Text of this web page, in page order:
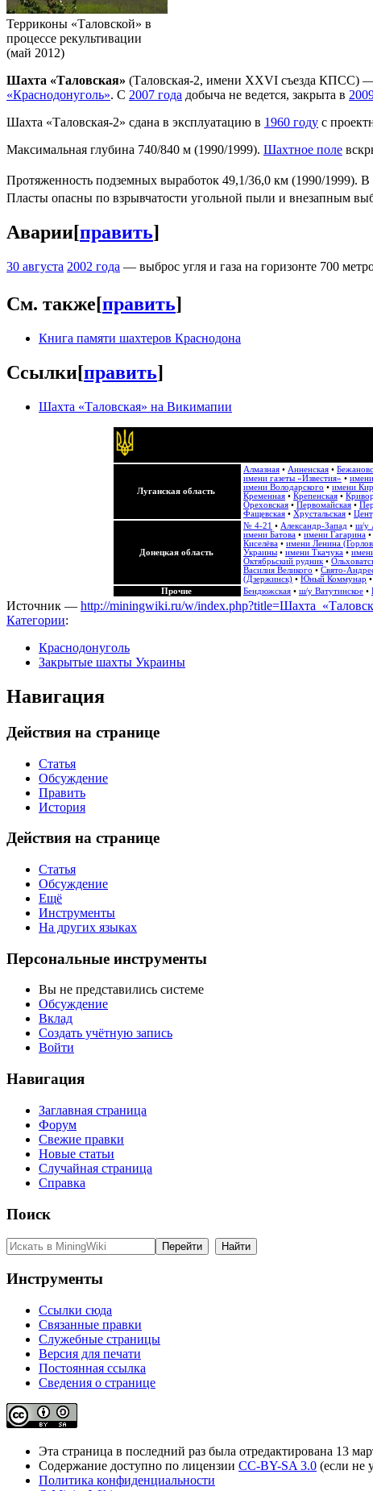
Терриконы «Таловской» в
процессе рекультивации
(май 2012)
Шахта «Таловская» (Таловская-2, имени ХХVI съезда КПСС) —
«Краснодонуголь». С 2007 года добыча не ведется, закрыта в
Шахта «Таловская-2» сдана в эксплуатацию в 1960 году с
Максимальная глубина 740/840 м (1990/1999). Шахтное поле
Протяженность подземных выработок 49,1/36,0 км (1990/1999). В
Пласты опасны по взрывчатости угольной пыли и внезапным
Аварии[править]
30 августа 2002 года — выброс угля и газа на горизонте 700
См. также[править]
Книга памяти шахтеров Краснодона
Ссылки[править]
Шахта «Таловская» на Викимапии
Луганская область
Алмазная • Анненская •
имени газеты «Известия» •
имени Володарского • имени
Кременная • Крепенская •
Ореховская • Первомайская •
Фащевская • Хрустальская •
Донецкая область
№ 4-21 • Александр-Запад • ш/у
имени Батова • имени Гагарина •
Киселёва • имени Ленина
Украины • имени Ткачука •
Октябрьский рудник •
Василия Великого • Свято-
(Дзержинск) • Юный Коммунар •
Прочие
Бендюжская • ш/у Ватутинское •
Источник — http://miningwiki.ru/w/
Категории:
Краснодонуголь
Закрытые шахты Украины
Навигация
Действия на странице
Статья
Обсуждение
Править
История
Действия на странице
Статья
Обсуждение
Ещё
Инструменты
На других языках
Персональные инструменты
Вы не представились системе
Обсуждение
Вклад
Создать учётную запись
Войти
Навигация
Заглавная страница
Форум
Свежие правки
Новые статьи
Случайная страница
Справка
Поиск
Инструменты
Ссылки сюда
Связанные правки
Служебные страницы
Версия для печати
Постоянная ссылка
Сведения о странице
Эта страница в последний раз была отредактирована 13
Содержание доступно по лицензии CC-BY-SA 3.0 (если не
Политика конфиденциальности